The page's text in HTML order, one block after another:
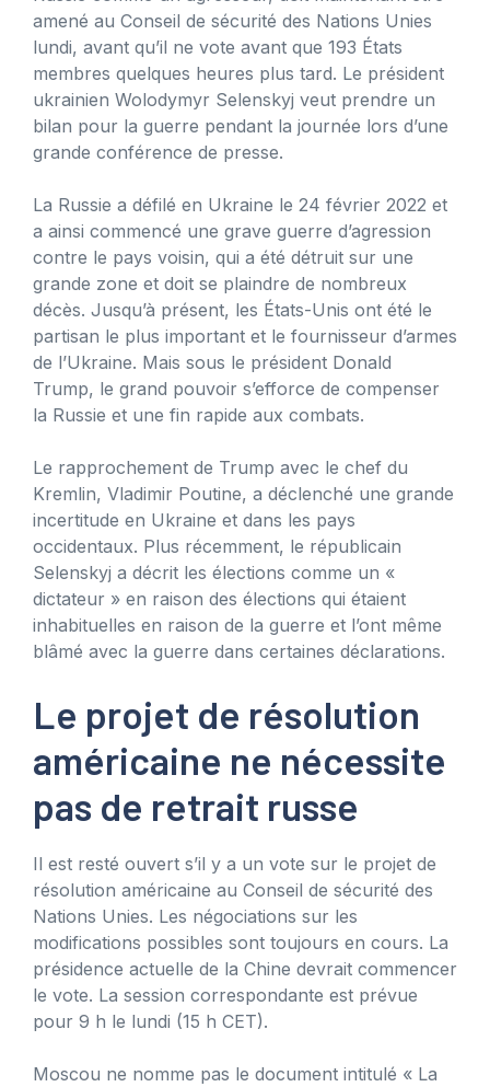
amené au Conseil de sécurité des Nations Unies
lundi, avant qu’il ne vote avant que 193 États
membres quelques heures plus tard. Le président
ukrainien Wolodymyr Selenskyj veut prendre un
bilan pour la guerre pendant la journée lors d’une
grande conférence de presse.
La Russie a défilé en Ukraine le 24 février 2022 et
a ainsi commencé une grave guerre d’agression
contre le pays voisin, qui a été détruit sur une
grande zone et doit se plaindre de nombreux
décès. Jusqu’à présent, les États-Unis ont été le
partisan le plus important et le fournisseur d’armes
de l’Ukraine. Mais sous le président Donald
Trump, le grand pouvoir s’efforce de compenser
la Russie et une fin rapide aux combats.
Le rapprochement de Trump avec le chef du
Kremlin, Vladimir Poutine, a déclenché une grande
incertitude en Ukraine et dans les pays
occidentaux. Plus récemment, le républicain
Selenskyj a décrit les élections comme un «
dictateur » en raison des élections qui étaient
inhabituelles en raison de la guerre et l’ont même
blâmé avec la guerre dans certaines déclarations.
Le projet de résolution
américaine ne nécessite
pas de retrait russe
Il est resté ouvert s’il y a un vote sur le projet de
résolution américaine au Conseil de sécurité des
Nations Unies. Les négociations sur les
modifications possibles sont toujours en cours. La
présidence actuelle de la Chine devrait commencer
le vote. La session correspondante est prévue
pour 9 h le lundi (15 h CET).
Moscou ne nomme pas le document intitulé « La